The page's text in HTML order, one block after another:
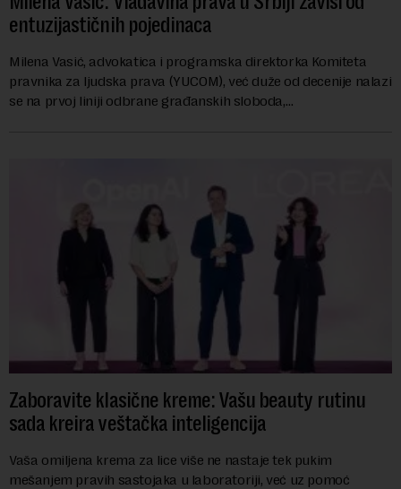
entuzijastičnih pojedinaca
Milena Vasić, advokatica i programska direktorka Komiteta
pravnika za ljudska prava (YUCOM), već duže od decenije nalazi
se na prvoj liniji odbrane građanskih sloboda,
Zaboravite klasične kreme: Vašu beauty rutinu
sada kreira veštačka inteligencija
Vaša omiljena krema za lice više ne nastaje tek pukim
mešanjem pravih sastojaka u laboratoriji, već uz pomoć